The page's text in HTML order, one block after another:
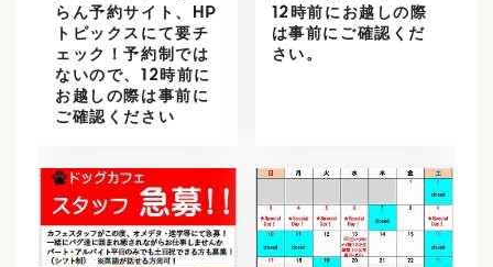
らん予約サイト、HP
トピックスにて要チ
ェック！予約制では
ないので、12時前に
お越しの際は事前に
ご確認ください
12時前にお越しの際
は事前にご確認くだ
さい。